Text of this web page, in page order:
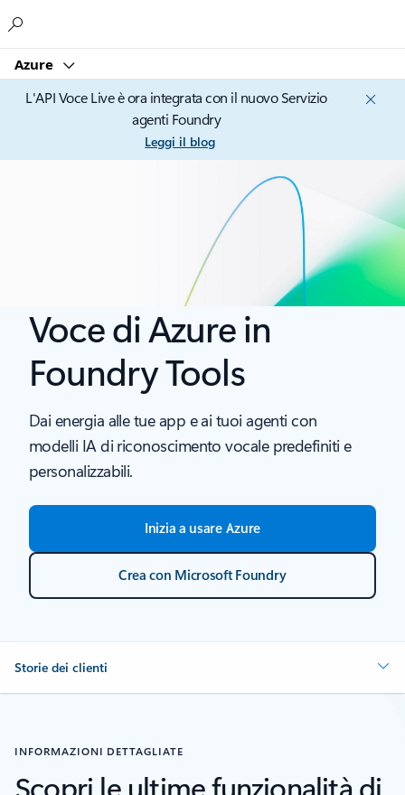
Azure
L'API Voce Live è ora integrata con il nuovo Servizio
agenti Foundry
Leggi il blog
Voce di Azure in
Foundry Tools
Dai energia alle tue app e ai tuoi agenti con
modelli IA di riconoscimento vocale predefiniti e
personalizzabili.
Inizia a usare Azure
Crea con Microsoft Foundry
Storie dei clienti
INFORMAZIONI DETTAGLIATE
Scopri le ultime funzionalità di